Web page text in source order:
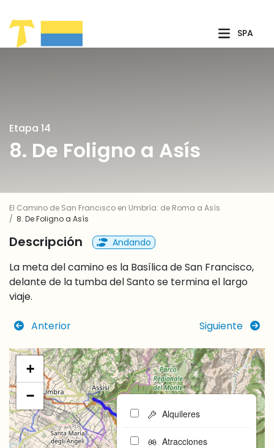
SPA
Etapa 14
8. De Foligno a Asís
El Camino de San Francisco en Umbría: de Roma a Asís
8. De Foligno a Asís
Descripción Andando
La meta del camino es la Basílica de San Francisco,
delante de la tumba del Santo se termina el largo
viaje.
Anterior Siguiente
+
−
Alquileres
Atracciones